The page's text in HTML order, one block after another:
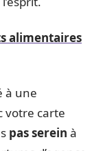
alimentaires
à une
votre carte
pas serein à